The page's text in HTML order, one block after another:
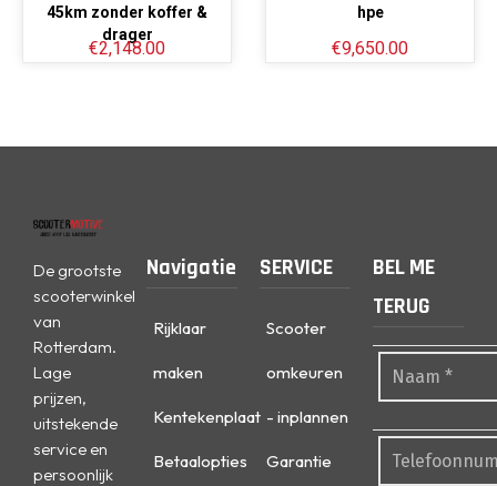
45km zonder koffer &
drager
€2,148.00
hpe
€9,650.00
De grootste
scooterwinkel
van
Rotterdam.
Lage
prijzen,
uitstekende
service en
persoonlijk
Navigatie
Rijklaar
maken
Kentekenplaat
Betaalopties
SERVICE
Scooter
omkeuren
- inplannen
Garantie
BEL ME
TERUG